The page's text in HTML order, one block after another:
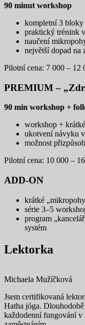
90 minut workshop
kompletní 3 bloky
praktický trénink
naučení
největší dopad na
Pilotní cena: 7 000 – 12
PREMIUM –
90 min workshop +
workshop +
ukotvení návyku
možnost
Pilotní cena: 10 000 –
ADD-ON
krátké
série 3–5
program
systém
Lektorka
Michaela Mužíčková
Jsem certifikovaná
Hatha jóga.
každodenní fungování v